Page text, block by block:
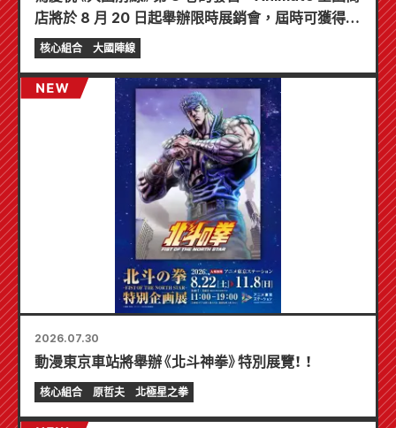
店將於 8 月 20 日起舉辦限時展銷會，屆時可獲得特
製迷你卡片（共 4 種）！
核心組合 大國陣線
2026.07.30
動漫東京車站將舉辦《北斗神拳》特別展覽！ ！
核心組合 原哲夫 北極星之拳